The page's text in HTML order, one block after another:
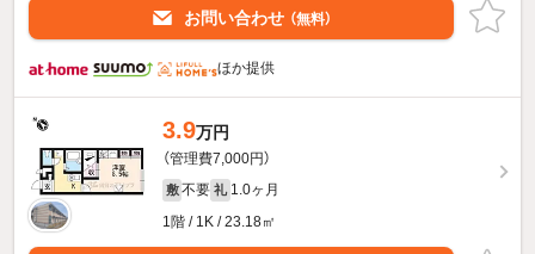
お問い合わせ （無料）
ほか提供
3.9万円
（管理費7,000円）
敷 不要 礼 1.0ヶ月
1階 / 1K / 23.18㎡